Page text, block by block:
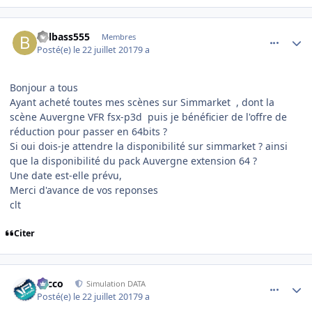
billbass555 Membres
Posté(e) le 22 juillet 20179 a
Bonjour a tous
Ayant acheté toutes mes scènes sur Simmarket , dont la
scène Auvergne VFR fsx-p3d puis je bénéficier de l'offre de
réduction pour passer en 64bits ?
Si oui dois-je attendre la disponibilité sur simmarket ? ainsi
que la disponibilité du pack Auvergne extension 64 ?
Une date est-elle prévu,
Merci d'avance de vos reponses
clt
Citer
Nicco Simulation DATA
Posté(e) le 22 juillet 20179 a